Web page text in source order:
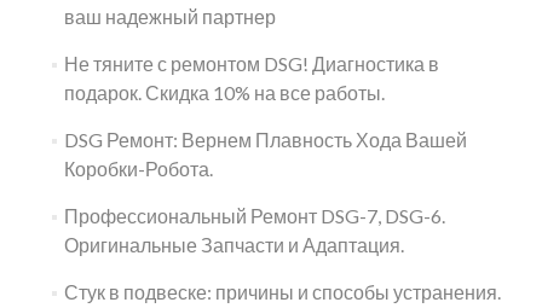
ваш надежный партнер
Не тяните с ремонтом DSG! Диагностика в
подарок. Скидка 10% на все работы.
DSG Ремонт: Вернем Плавность Хода Вашей
Коробки-Робота.
Профессиональный Ремонт DSG-7, DSG-6.
Оригинальные Запчасти и Адаптация.
Стук в подвеске: причины и способы устранения.